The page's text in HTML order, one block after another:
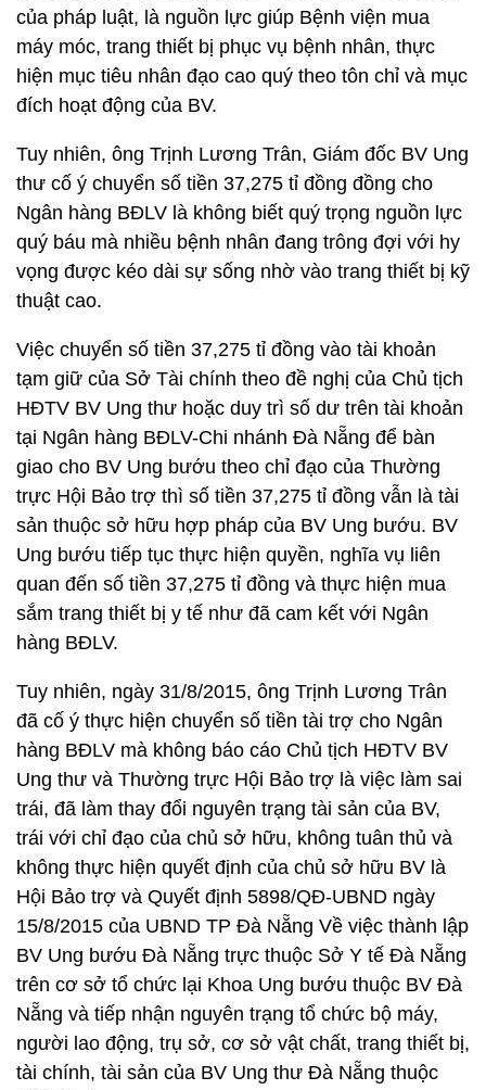
của pháp luật, là nguồn lực giúp Bệnh viện mua
máy móc, trang thiết bị phục vụ bệnh nhân, thực
hiện mục tiêu nhân đạo cao quý theo tôn chỉ và mục
đích hoạt động của BV.
Tuy nhiên, ông Trịnh Lương Trân, Giám đốc BV Ung
thư cố ý chuyển số tiền 37,275 tỉ đồng đồng cho
Ngân hàng BĐLV là không biết quý trọng nguồn lực
quý báu mà nhiều bệnh nhân đang trông đợi với hy
vọng được kéo dài sự sống nhờ vào trang thiết bị kỹ
thuật cao.
Việc chuyển số tiền 37,275 tỉ đồng vào tài khoản
tạm giữ của Sở Tài chính theo đề nghị của Chủ tịch
HĐTV BV Ung thư hoặc duy trì số dư trên tài khoản
tại Ngân hàng BĐLV-Chi nhánh Đà Nẵng để bàn
giao cho BV Ung bướu theo chỉ đạo của Thường
trực Hội Bảo trợ thì số tiền 37,275 tỉ đồng vẫn là tài
sản thuộc sở hữu hợp pháp của BV Ung bướu. BV
Ung bướu tiếp tục thực hiện quyền, nghĩa vụ liên
quan đến số tiền 37,275 tỉ đồng và thực hiện mua
sắm trang thiết bị y tế như đã cam kết với Ngân
hàng BĐLV.
Tuy nhiên, ngày 31/8/2015, ông Trịnh Lương Trân
đã cố ý thực hiện chuyển số tiền tài trợ cho Ngân
hàng BĐLV mà không báo cáo Chủ tịch HĐTV BV
Ung thư và Thường trực Hội Bảo trợ là việc làm sai
trái, đã làm thay đổi nguyên trạng tài sản của BV,
trái với chỉ đạo của chủ sở hữu, không tuân thủ và
không thực hiện quyết định của chủ sở hữu BV là
Hội Bảo trợ và Quyết định 5898/QĐ-UBND ngày
15/8/2015 của UBND TP Đà Nẵng Về việc thành lập
BV Ung bướu Đà Nẵng trực thuộc Sở Y tế Đà Nẵng
trên cơ sở tổ chức lại Khoa Ung bướu thuộc BV Đà
Nẵng và tiếp nhận nguyên trạng tổ chức bộ máy,
người lao động, trụ sở, cơ sở vật chất, trang thiết bị,
tài chính, tài sản của BV Ung thư Đà Nẵng thuộc